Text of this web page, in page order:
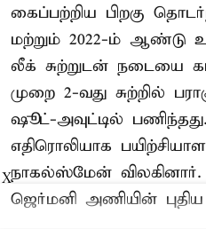
கைப்பற்றிய பிறகு
மற்றும் 2022-ம்
லீக் சுற்றுடன் நடையை
முறை 2-வது சுற்றில்
ஷூட்-அவுட்டில்
எதிரொலியாக
நாகல்ஸ்மேன்
ஜெர்மனி அணியின்
X